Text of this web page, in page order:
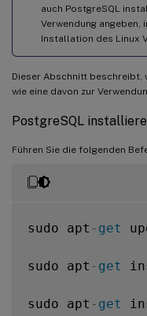
auch PostgreSQL
Verwendung angeben,
Installation des Linux
Dieser Abschnitt beschreibt,
wie eine davon zur
PostgreSQL
Führen Sie die folgenden
sudo apt - get
sudo apt - get
sudo apt - get